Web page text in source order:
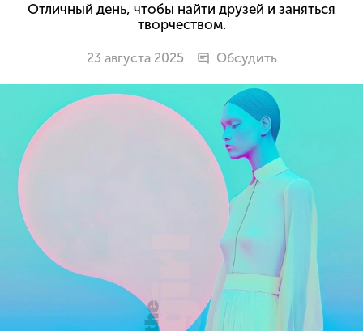
Отличный день, чтобы найти друзей и заняться
творчеством.
23 августа 2025 Обсудить